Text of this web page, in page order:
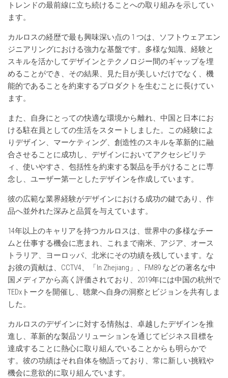
トレンドの最前線に立ち続けることへの取り組みを示してい
ます。
カルロスの経歴で最も興味深い点の 1 つは、ソフトウェアエン
ジニアリングにおける強力な基盤です。多様な知識、経験と
スキルを活かしてデザインとテクノロジー間のギャップを埋
めることができ、その結果、見た目が美しいだけでなく、機
能的であることを約束するプロダクトを生むことに長けてい
ます。
また、自身にとっての快適な環境から離れ、中国と日本にお
ける駐在員としての生活をスタートしました。この経験によ
りデザイン、マーケティング、創造性のスキルを革新的に融
合させることに成功し、デザインにおいてアクセシビリテ
ィ、使いやすさ、包括性を約束する製品を手がけることに専
念し、ユーザー第一としたデザインを作成しています。
彼の広範な業界経験がデザインにおける成功の鍵であり、作
品へ並外れた深みと品質を与えています。
14年以上のキャリアを持つカルロスは、世界中の多様なチー
ムと仕事する機会に恵まれ、これまで南米、アジア、オース
トラリア、ヨーロッパ、北米にその功績を残しています。な
お彼の貢献は、CCTV4、「In Zhejiang」、FM89 などの著名な中
国メディアから高く評価されており、2019年には中国の杭州で
TEDxトークを開催し、聴衆へ自身の洞察とビジョンを共有しま
した。
カルロスのデザインに対する情熱は、卓越したデザインを推
進し、革新的な製品ソリューションを通じてビジネス目標を
達成することに熱心に取り組んでいることからも明らかで
す。彼の功績はそれ自体を物語っており、常に新しい挑戦や
機会に意欲的に取り組んでいます。